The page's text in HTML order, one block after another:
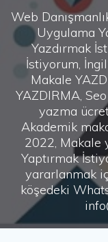
Web
Uygulama
Yazdırmak
İstiyorum,
Makale
YAZDIRMA,
yazma
Akademik
2022, Makale
Yaptırmak
yararlanmak
köşedeki